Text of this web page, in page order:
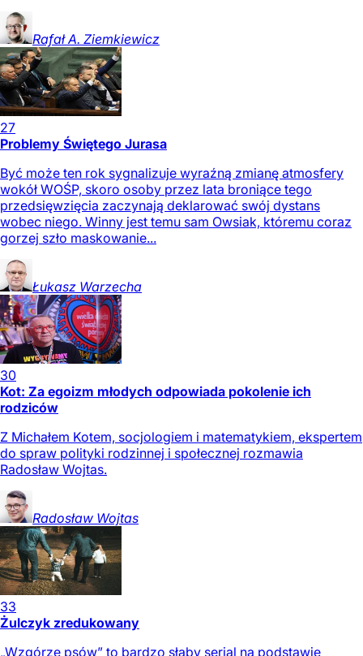
Rafał A. Ziemkiewicz
27
Problemy Świętego Jurasa
Być może ten rok sygnalizuje wyraźną zmianę atmosfery
wokół WOŚP, skoro osoby przez lata broniące tego
przedsięwzięcia zaczynają deklarować swój dystans
wobec niego. Winny jest temu sam Owsiak, któremu coraz
gorzej szło maskowanie...
Łukasz Warzecha
30
Kot: Za egoizm młodych odpowiada pokolenie ich
rodziców
Z Michałem Kotem, socjologiem i matematykiem, ekspertem
do spraw polityki rodzinnej i społecznej rozmawia
Radosław Wojtas.
Radosław Wojtas
33
Żulczyk zredukowany
„Wzgórze psów” to bardzo słaby serial na podstawie